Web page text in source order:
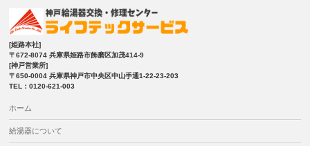
[姫路本社]
〒672-8074 兵庫県姫路市飾磨区加茂414-9
[神戸営業所]
〒650-0004 兵庫県神戸市中央区中山手通1-22-23-203
TEL：0120-621-003
ホーム
給湯器について